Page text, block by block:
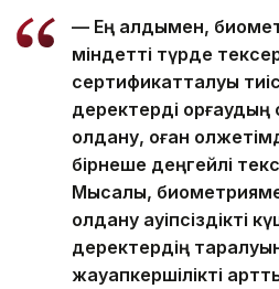
— Ең алдымен,
міндетті түрде
сертификатталуы
деректерді қорғаудың
қолдану, оған
бірнеше деңгейлі
Мысалы,
қолдану қауіпсіздікті
деректердің
жауапкершілікті